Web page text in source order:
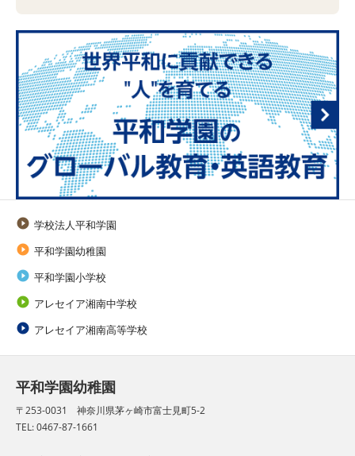
 学校法人平和学園
 平和学園幼稚園
 平和学園小学校
 アレセイア湘南中学校
 アレセイア湘南高等学校
平和学園幼稚園
〒253-0031 神奈川県茅ヶ崎市富士見町5-2
TEL: 0467-87-1661